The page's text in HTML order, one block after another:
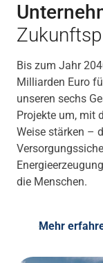
Bis zum Jahr
Milliarden Euro
unseren sechs
Projekte um, mit
Weise stärken –
die Menschen.
Mehr